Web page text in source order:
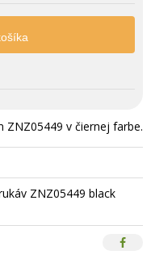
ZNZ05449 v čiernej farbe.
ZNZ05449 black